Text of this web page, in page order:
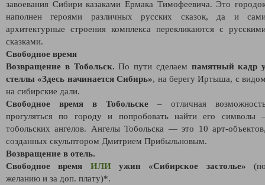
завоевания Сибири казаками Ермака Тимофеевича. Это
наполнен героями различных русских сказок, да и
архитектурные строения комплекса перекликаются с
сказками.
Свободное время
Возвращение в Тобольск. По пути сделаем памятный кадр
стеллы «Здесь начинается Сибирь», на берегу Иртыша, с
на сибирские дали.
Свободное время в Тобольске – отличная
прогуляться по городу и попробовать найти его символы
тобольских ангелов. Ангелы Тобольска — это 10 арт-
созданных скульптором Дмитрием Прибыльновым.
Возвращение в отель.
Свободное время ИЛИужин «Сибирское застолье»
желанию и за доп. плату)*.